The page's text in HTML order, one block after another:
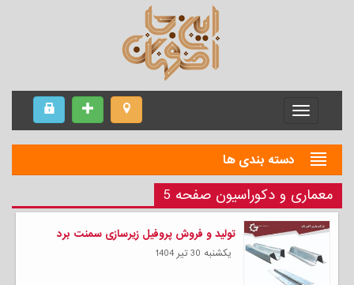
Menu
دسته بندی ها
معماری و دکوراسیون صفحه 5
تولید و فروش پروفیل زیرسازی سمنت برد
يكشنبه 30 تیر 1404